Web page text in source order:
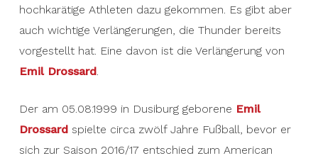
hochkarätige Athleten dazu gekommen. Es gibt aber
auch wichtige Verlängerungen, die Thunder bereits
vorgestellt hat. Eine davon ist die Verlängerung von
Emil Drossard.
Der am 05.08.1999 in Dusiburg geborene Emil
Drossardspielte circa zwölf Jahre Fußball, bevor er
sich zur Saison 2016/17 entschied zum American